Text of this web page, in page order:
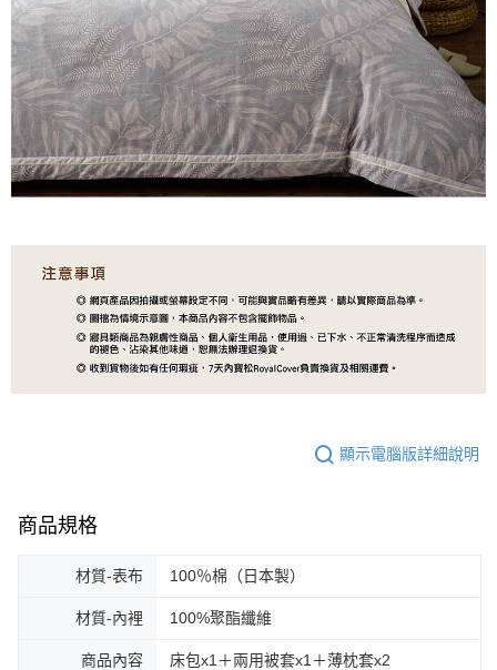
顯示電腦版詳細說明
商品規格
材質-表布 100％棉（日本製）
材質-內裡 100%聚酯纖維
商品內容 床包x1＋兩用被套x1＋薄枕套x2